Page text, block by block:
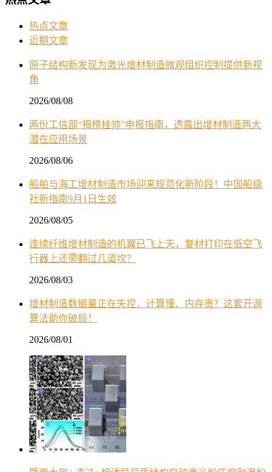
热点文章
近期文章
原子结构新发现为激光增材制造微观组织控制提供新视
角
2026/08/08
两份工信部“揭榜挂帅”申报指南，透露出增材制造两大
潜在应用场景
2026/08/06
船舶与海工增材制造市场迎来规范化新阶段！中国船级
社新指南9月1日生效
2026/08/05
连续纤维增材制造的机翼已飞上天，复材打印在低空飞
行器上还需翻过几道坎？
2026/08/03
增材制造数据量正在失控，计算慢、内存贵？这套开源
算法助你破局！
2026/08/01